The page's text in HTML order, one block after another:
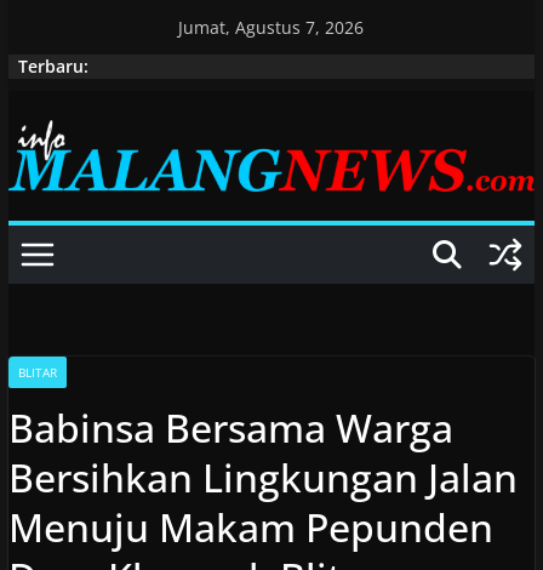
Jumat, Agustus 7, 2026
Terbaru:
BLITAR
Babinsa Bersama Warga
Bersihkan Lingkungan Jalan
Menuju Makam Pepunden